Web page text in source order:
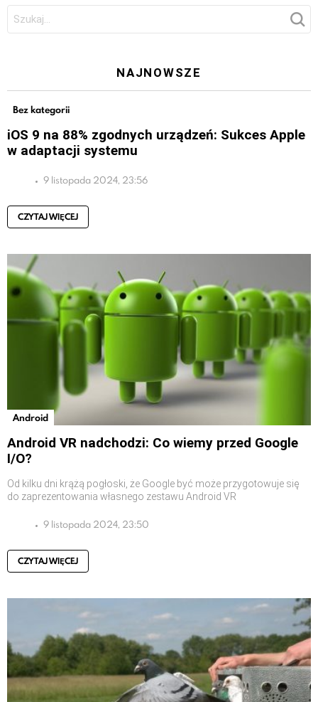
Szukaj:
NAJNOWSZE
Bez kategorii
iOS 9 na 88% zgodnych urządzeń: Sukces Apple
w adaptacji systemu
9 listopada 2024, 23:56
CZYTAJ WIĘCEJ
Android
Android VR nadchodzi: Co wiemy przed Google
I/O?
Od kilku dni krążą pogłoski, że Google być może przygotowuje się
do zaprezentowania własnego zestawu Android VR
9 listopada 2024, 23:50
CZYTAJ WIĘCEJ